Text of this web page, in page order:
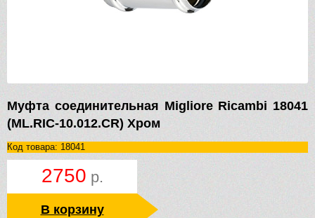
Муфта соединительная Migliore Ricambi 18041
(ML.RIC-10.012.CR) Хром
Код товара: 18041
2750 р.
В корзину